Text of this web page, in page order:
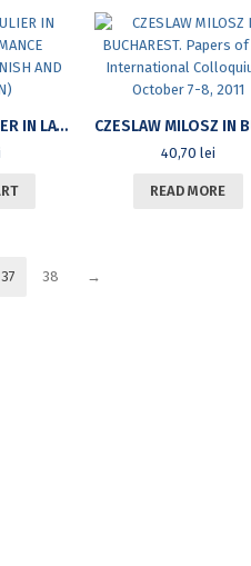
HOMO-VIR-MULIER IN LATIN AND ROMANCE LANGUAGES (SPANISH AND ROMANIAN)
40,70 lei
READ MORE
37 38 →